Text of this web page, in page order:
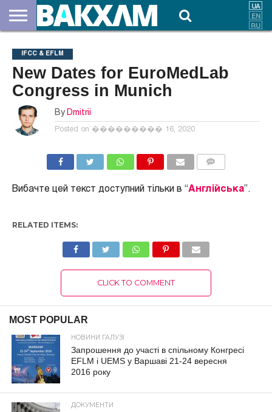
НАС
ВНЕСКИ
ДОКУМЕНТИ
НОВИНИ
КОНТАКТИ
IFCC & EFLM
New Dates for EuroMedLab
Congress in Munich
By Dmitrii
Posted on ��������� 16, 2020
Вибачте цей текст доступний тільки в “Англійська”.
RELATED ITEMS:
CLICK TO COMMENT
MOST POPULAR
НОВИНИ ГАЛУЗІ
Запрошення до участі в спільному Конгресі
EFLM і UEMS у Варшаві 21-24 вересня
2016 року
ДОКУМЕНТИ